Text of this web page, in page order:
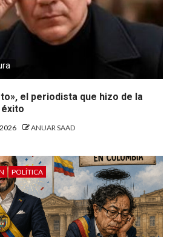
el periodista que hizo de la
ANUAR SAAD
POLÍTICA